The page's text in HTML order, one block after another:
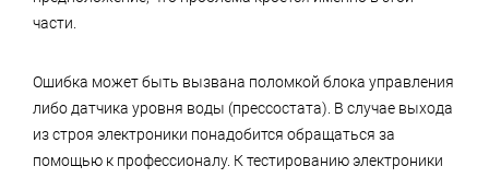
части.
Ошибка может быть вызвана поломкой блока управления
либо датчика уровня воды (прессостата). В случае выхода
из строя электроники понадобится обращаться за
помощью к профессионалу. К тестированию электроники